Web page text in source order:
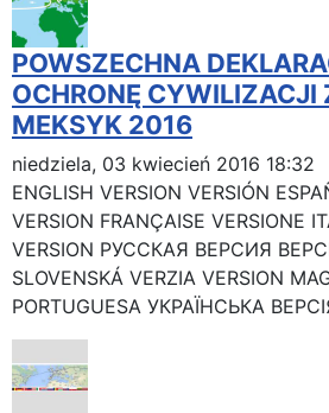
POWSZECHNA
OCHRONĘ CYWILIZACJI
MEKSYK 2016
niedziela, 03 kwiecień 2016 18:32
ENGLISH VERSION VERSIÓN
VERSION FRANÇAISE VERSIONE
VERSION РУССКАЯ BЕРСИЯ
SLOVENSKÁ VERZIA VERSION
PORTUGUESA УКРАЇНСЬКА